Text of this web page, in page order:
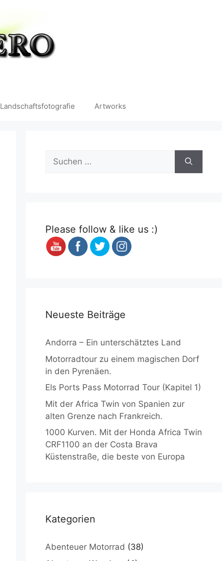
Landschaftsfotografie Artworks
Suchen
nach:
Please follow & like us :)
Neueste Beiträge
Andorra – Ein unterschätztes Land
Motorradtour zu einem magischen Dorf
in den Pyrenäen.
Els Ports Pass Motorrad Tour (Kapitel 1)
Mit der Africa Twin von Spanien zur
alten Grenze nach Frankreich.
1000 Kurven. Mit der Honda Africa Twin
CRF1100 an der Costa Brava
Küstenstraße, die beste von Europa
Kategorien
Abenteuer Motorrad (38)